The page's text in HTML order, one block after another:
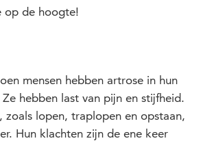
op de hoogte!
mensen hebben artrose in hun
hebben last van pijn en stijfheid.
zoals lopen, traplopen en opstaan,
Hun klachten zijn de ene keer